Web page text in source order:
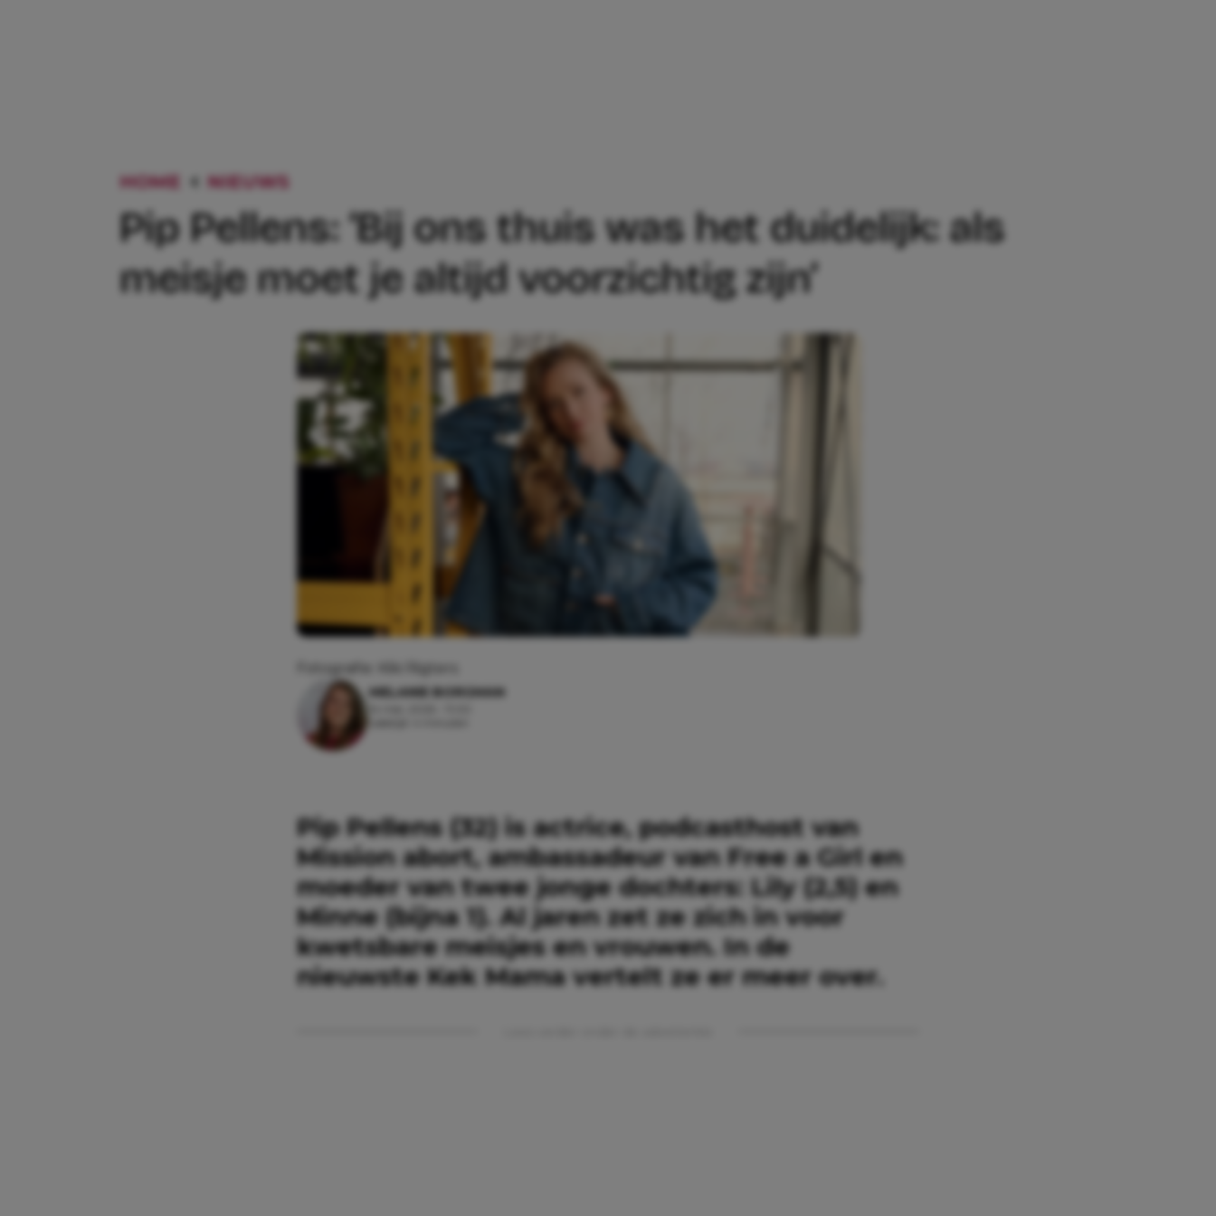
HOME NIEUWS
Pip Pellens: ‘Bij ons thuis was het duidelijk: als
meisje moet je altijd voorzichtig zijn’
MELANIE BORGMAN
Pip Pellens (32) is actrice, podcasthost van
Mission abort, ambassadeur van Free a Girl en
moeder van twee jonge dochters: Lily (2,5) en
Minne (bijna 1). Al jaren zet ze zich in voor
kwetsbare meisjes en vrouwen. In de
nieuwste Kek Mama vertelt ze er meer over.